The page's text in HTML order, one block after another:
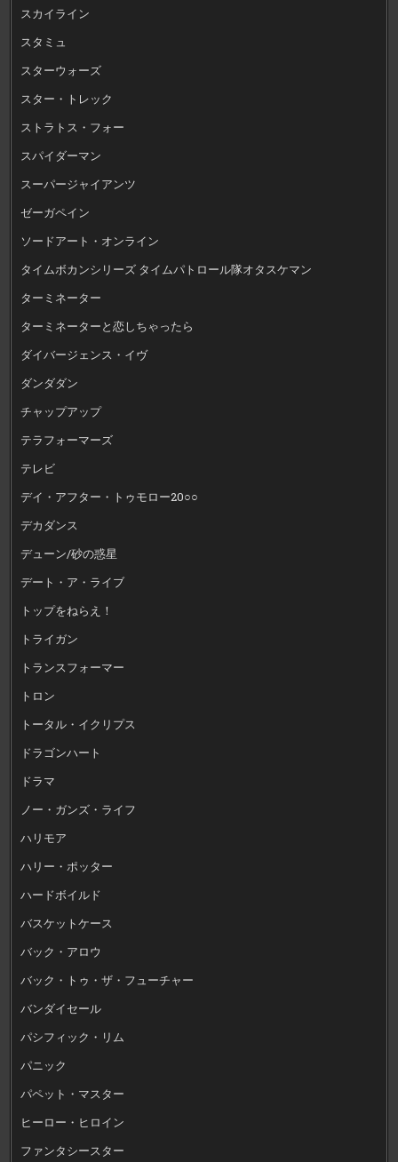
スカイライン
スタミュ
スターウォーズ
スター・トレック
ストラトス・フォー
スパイダーマン
スーパージャイアンツ
ゼーガペイン
ソードアート・オンライン
タイムボカンシリーズ タイムパトロール隊オタスケマン
ターミネーター
ターミネーターと恋しちゃったら
ダイバージェンス・イヴ
ダンダダン
チャップアップ
テラフォーマーズ
テレビ
デイ・アフター・トゥモロー20○○
デカダンス
デューン/砂の惑星
デート・ア・ライブ
トップをねらえ！
トライガン
トランスフォーマー
トロン
トータル・イクリプス
ドラゴンハート
ドラマ
ノー・ガンズ・ライフ
ハリモア
ハリー・ポッター
ハードボイルド
バスケットケース
バック・アロウ
バック・トゥ・ザ・フューチャー
バンダイセール
パシフィック・リム
パニック
パペット・マスター
ヒーロー・ヒロイン
ファンタシースター